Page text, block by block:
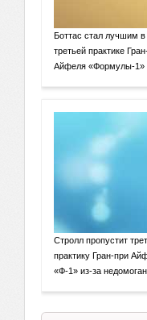
Боттас стал лучшим в
третьей практике
Айфеля «Формулы-1»
Стролл пропустит
практику Гран-при
«Ф-1» из-за